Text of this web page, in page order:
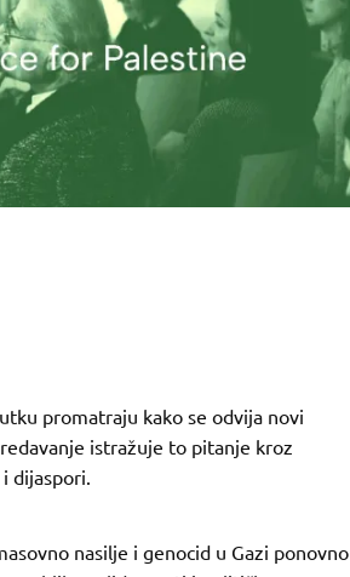
promatraju kako se odvija novi
istražuje to pitanje kroz
dijaspori.
nasilje i genocid u Gazi ponovno